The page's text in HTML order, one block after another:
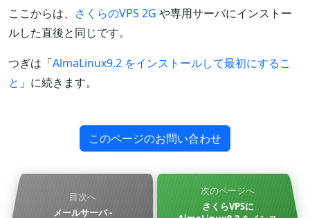
ここからは、 さくらのVPS 2G や専用サーバにインストー
ルした直後と同じです。
つぎは「AlmaLinux9.2 をインストールして最初にするこ
と 」に続きます。
このページのお問い合わせ
目次へ
メールサーバ -
次のページへ
さくらVPSに